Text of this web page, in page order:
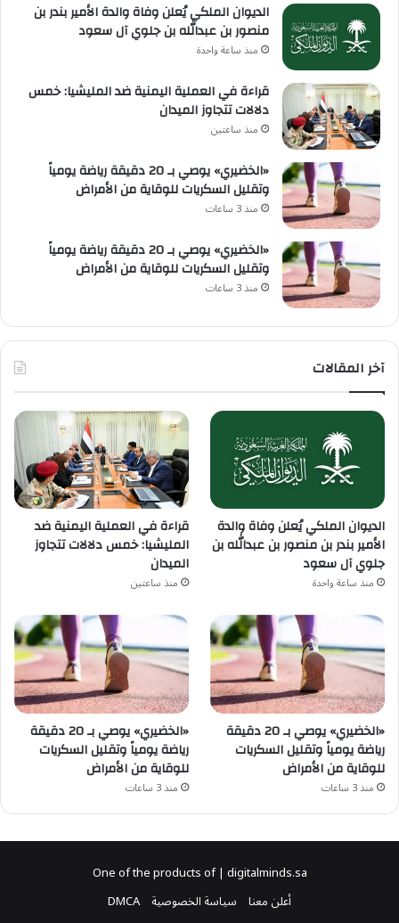
الديوان الملكي يُعلن وفاة والدة الأمير بندر بن
منصور بن عبدالله بن جلوي آل سعود
منذ ساعة واحدة
قراءة في العملية اليمنية ضد المليشيا: خمس
دلالات تتجاوز الميدان
منذ ساعتين
«الخضيري» يوصي بـ 20 دقيقة رياضة يومياً
وتقليل السكريات للوقاية من الأمراض
منذ 3 ساعات
«الخضيري» يوصي بـ 20 دقيقة رياضة يومياً
وتقليل السكريات للوقاية من الأمراض
منذ 3 ساعات
آخر المقالات
الديوان الملكي يُعلن وفاة والدة
الأمير بندر بن منصور بن عبدالله بن
جلوي آل سعود
منذ ساعة واحدة
قراءة في العملية اليمنية ضد
المليشيا: خمس دلالات تتجاوز
الميدان
منذ ساعتين
«الخضيري» يوصي بـ 20 دقيقة
رياضة يومياً وتقليل السكريات
للوقاية من الأمراض
منذ 3 ساعات
«الخضيري» يوصي بـ 20 دقيقة
رياضة يومياً وتقليل السكريات
للوقاية من الأمراض
منذ 3 ساعات
One of the products of | digitalminds.sa
أعلن معنا سياسة الخصوصية DMCA